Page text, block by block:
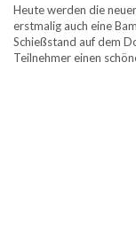
Heute werden die
erstmalig auch eine
Schießstand auf dem
Teilnehmer einen